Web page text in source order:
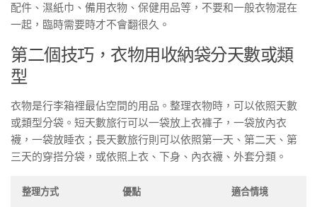
配件、濕紙巾、備用衣物、保健用品等，不要和一般衣物混在
一起，臨時需要時才不會翻很久。
第二個技巧，衣物用收納袋分天數或類
型
衣物是行李箱裡最佔空間的用品。整理衣物時，可以依照天數
或類型分袋。短天數旅行可以一袋放上衣褲子，一袋放內衣
襪，一袋放睡衣；長天數旅行則可以依照第一天、第二天、第
三天的穿搭分袋，或依照上衣、下身、內衣襪、外套分類。
整理方式 優點 適合情境